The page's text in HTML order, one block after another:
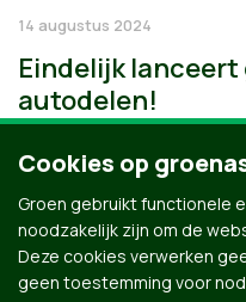
14 augustus 2024
Eindelijk lanceert
autodelen!
Cookies op
Groen gebruikt functionele
noodzakelijk zijn om de
Deze cookies verwerken
geen toestemming voor